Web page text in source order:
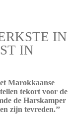
IN
IN
Marokkaanse
tekort voor de
de Harskamper
zijn tevreden.’’